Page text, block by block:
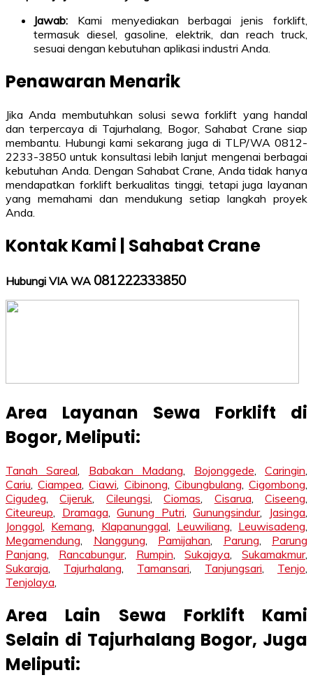
Jawab: Kami menyediakan berbagai jenis forklift,
termasuk diesel, gasoline, elektrik, dan reach truck,
sesuai dengan kebutuhan aplikasi industri Anda.
Penawaran Menarik
Jika Anda membutuhkan solusi sewa forklift yang handal
dan terpercaya di Tajurhalang, Bogor, Sahabat Crane siap
membantu. Hubungi kami sekarang juga di TLP/WA 0812-
2233-3850 untuk konsultasi lebih lanjut mengenai berbagai
kebutuhan Anda. Dengan Sahabat Crane, Anda tidak hanya
mendapatkan forklift berkualitas tinggi, tetapi juga layanan
yang memahami dan mendukung setiap langkah proyek
Anda.
Kontak Kami | Sahabat Crane
Hubungi VIA WA 081222333850
Area Layanan Sewa Forklift di
Bogor, Meliputi:
Tanah Sareal Babakan Madang Bojonggede ,Caringin
Cariu ,Ciampea ,Ciawi Cibinong Cibungbulang ,Cigombong
Cigudeg ,Cijeruk Cileungsi ,Ciomas Cisarua ,Ciseeng
Citeureup
Dramaga ,Gunung Putri ,Gunungsindur, Jasinga
Jonggol
Kemang Klapanunggal Leuwiliang Leuwisadeng
Megamendung
Nanggung Pamijahan Parung
Parung
Panjang
Rancabungur, Rumpin ,Sukajaya Sukamakmur,
Sukaraja
Tajurhalang Tamansari Tanjungsari Tenjo
Tenjolaya
Area Lain Sewa Forklift Kami
Selain di Tajurhalang Bogor, Juga
Meliputi: